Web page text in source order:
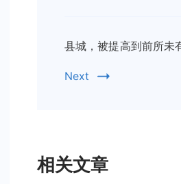
县城，被提高到前所未
Next
相关文章